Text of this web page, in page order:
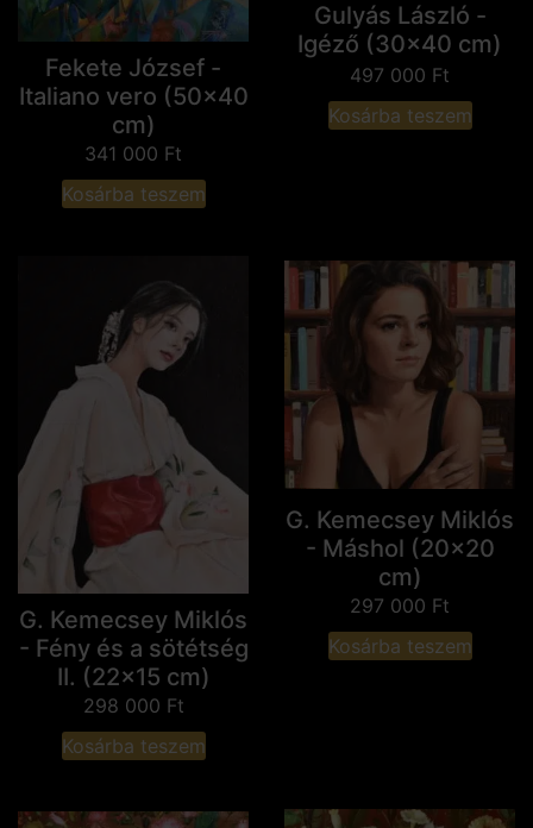
Fekete József -
Italiano vero (50x40
cm)
341 000 Ft
Kosárba teszem
Gulyás László -
Igéző (30x40 cm)
497 000 Ft
Kosárba teszem
G. Kemecsey Miklós
- Fény és a sötétség
II. (22x15 cm)
298 000 Ft
Kosárba teszem
G. Kemecsey Miklós
- Máshol (20x20
cm)
297 000 Ft
Kosárba teszem